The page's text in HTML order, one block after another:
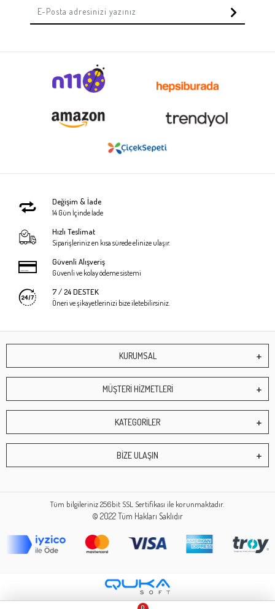
Değişim & İade
14 Gün İçinde İade
Hızlı Teslimat
Siparişleriniz en kısa sürede elinize ulaşır.
Güvenli Alışveriş
Güvenli ve kolay ödeme sistemi
7 / 24 DESTEK
Öneri ve şikayetlerinizi bize iletebilirsiniz.
KURUMSAL
MÜŞTERİ HİZMETLERİ
KATEGORİLER
BİZE ULAŞIN
Tüm bilgileriniz 256bit SSL Sertifikası ile korunmaktadır.
© 2022Tüm Hakları Saklıdır